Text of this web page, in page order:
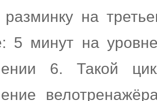
на
5 минут на
6. Такой